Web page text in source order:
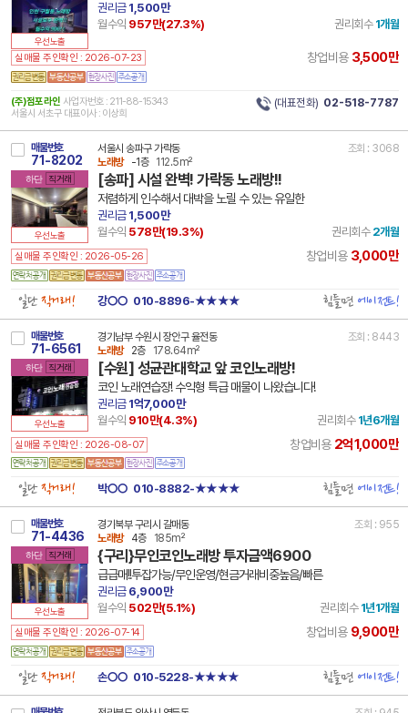
우선노출
권리금1,500만
월수익 957만(27.3%) 권리회수 1개월
실매물 주인확인 : 2026-07-23 창업비용 3,500만
(주)점포라인 사업자번호 : 211-88-15343
서울시 서초구 대표이사 : 이상희
(대표전화) 02-518-7787
매물번호
71-8202
하단 직거래
우선노출
서울시 송파구 가락동
조회 : 3068
노래방
-1층 112.5m²
[송파] 시설 완벽! 가락동 노래방!!
저렴하게 인수해서 대박을 노릴 수 있는 유일한
권리금1,500만
월수익 578만(19.3%) 권리회수 2개월
실매물 주인확인 : 2026-05-26 창업비용 3,000만
일단직거래! 강○○ 010-8896-★★★★ 힘들면에이전트!
매물번호
71-6561
하단 직거래
우선노출
경기남부 수원시 장안구 율전동
조회 : 8443
노래방
2층 178.64m²
[수원] 성균관대학교 앞 코인노래방!
코인 노래연습장! 수익형 특급 매물이 나왔습니다!
권리금1억7,000만
월수익 910만(4.3%) 권리회수 1년6개월
실매물 주인확인 : 2026-08-07 창업비용 2억1,000만
일단직거래! 박○○ 010-8882-★★★★ 힘들면에이전트!
매물번호
71-4436
하단 직거래
우선노출
경기북부 구리시 갈매동
조회 : 955
노래방
4층 185m²
{구리}무인코인노래방 투자금액6900
급급매!!투잡가능/무인운영/현금거래비중높음/빠른
권리금6,900만
월수익 502만(5.1%) 권리회수 1년1개월
실매물 주인확인 : 2026-07-14 창업비용 9,900만
일단직거래! 손○○ 010-5228-★★★★ 힘들면에이전트!